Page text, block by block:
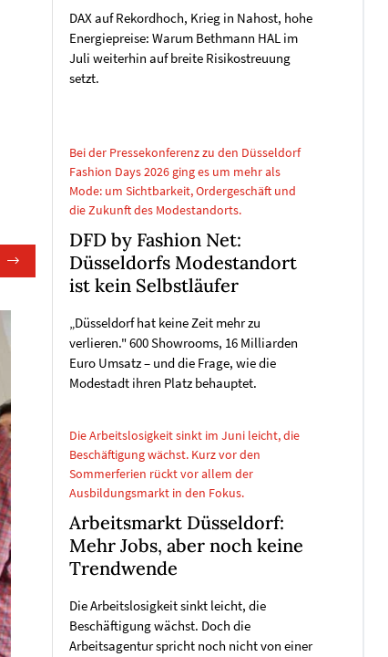
DAX auf Rekordhoch, Krieg in Nahost, hohe
Energiepreise: Warum Bethmann HAL im
Juli weiterhin auf breite Risikostreuung
setzt.
Bei der Pressekonferenz zu den Düsseldorf
Fashion Days 2026 ging es um mehr als
Mode: um Sichtbarkeit, Ordergeschäft und
die Zukunft des Modestandorts.
DFD by Fashion Net:
Düsseldorfs Modestandort
ist kein Selbstläufer
„Düsseldorf hat keine Zeit mehr zu
verlieren." 600 Showrooms, 16 Milliarden
Euro Umsatz – und die Frage, wie die
Modestadt ihren Platz behauptet.
Die Arbeitslosigkeit sinkt im Juni leicht, die
Beschäftigung wächst. Kurz vor den
Sommerferien rückt vor allem der
Ausbildungsmarkt in den Fokus.
Arbeitsmarkt Düsseldorf:
Mehr Jobs, aber noch keine
Trendwende
Die Arbeitslosigkeit sinkt leicht, die
Beschäftigung wächst. Doch die
Arbeitsagentur spricht noch nicht von einer